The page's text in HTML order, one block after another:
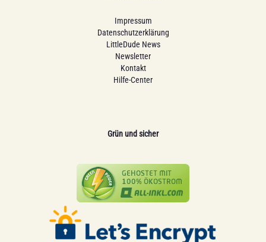
Impressum
Datenschutzerklärung
LittleDude News
Newsletter
Kontakt
Hilfe-Center
Grün und sicher